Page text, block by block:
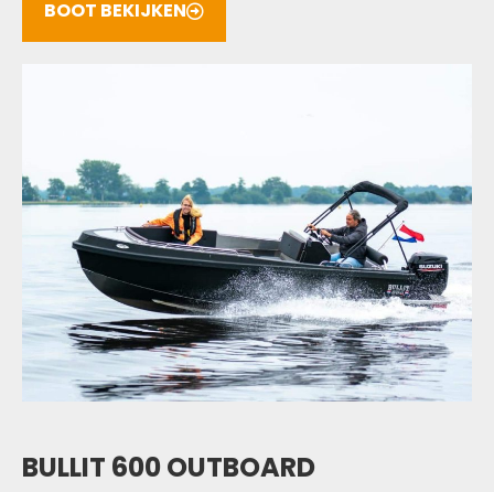
BOOT BEKIJKEN
BULLIT 600 OUTBOARD